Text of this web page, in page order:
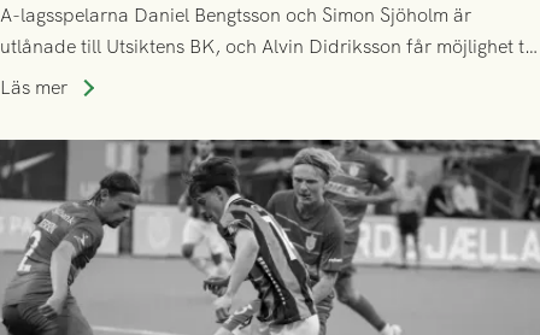
A-lagsspelarna Daniel Bengtsson och Simon Sjöholm är
utlånade till Utsiktens BK, och Alvin Didriksson får möjlighet till
speltid i Hestrafors genom föreningssamarbete.
Läs mer